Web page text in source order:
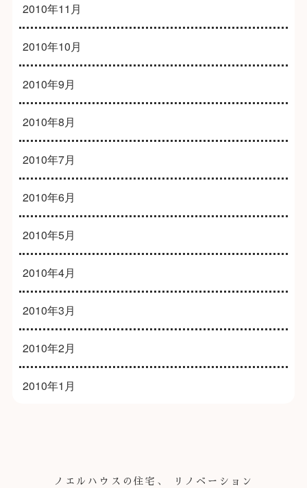
2010年11月
2010年10月
2010年9月
2010年8月
2010年7月
2010年6月
2010年5月
2010年4月
2010年3月
2010年2月
2010年1月
ノエルハウスの住宅、 リノベーション